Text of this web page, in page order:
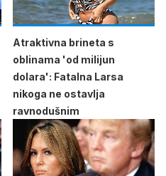
Atraktivna brineta s
oblinama 'od milijun
dolara': Fatalna Larsa
nikoga ne ostavlja
ravnodušnim